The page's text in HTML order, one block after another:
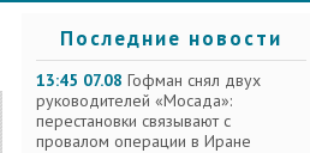
Последние новости
13:45 07.08 Гофман снял двух
руководителей «Мосада»:
перестановки связывают с
провалом операции в Иране